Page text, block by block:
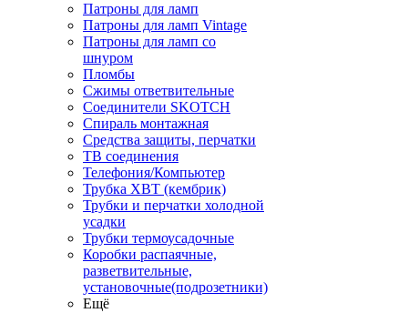
Патроны для ламп
Патроны для ламп Vintage
Патроны для ламп со
шнуром
Пломбы
Сжимы ответвительные
Соединители SKOTCH
Спираль монтажная
Средства защиты, перчатки
ТВ соединения
Телефония/Компьютер
Трубка ХВТ (кембрик)
Трубки и перчатки холодной
усадки
Трубки термоусадочные
Коробки распаячные,
разветвительные,
установочные(подрозетники)
Ещё